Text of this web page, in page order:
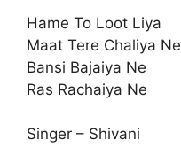
Hame To Loot Liya
Maat Tere Chaliya Ne
Bansi Bajaiya Ne
Ras Rachaiya Ne
Singer – Shivani